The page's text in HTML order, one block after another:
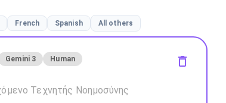
French Spanish All others
Gemini 3 Human